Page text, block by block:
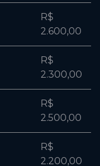
R$
2.600,00
R$
2.300,00
R$
2.500,00
R$
2.200,00